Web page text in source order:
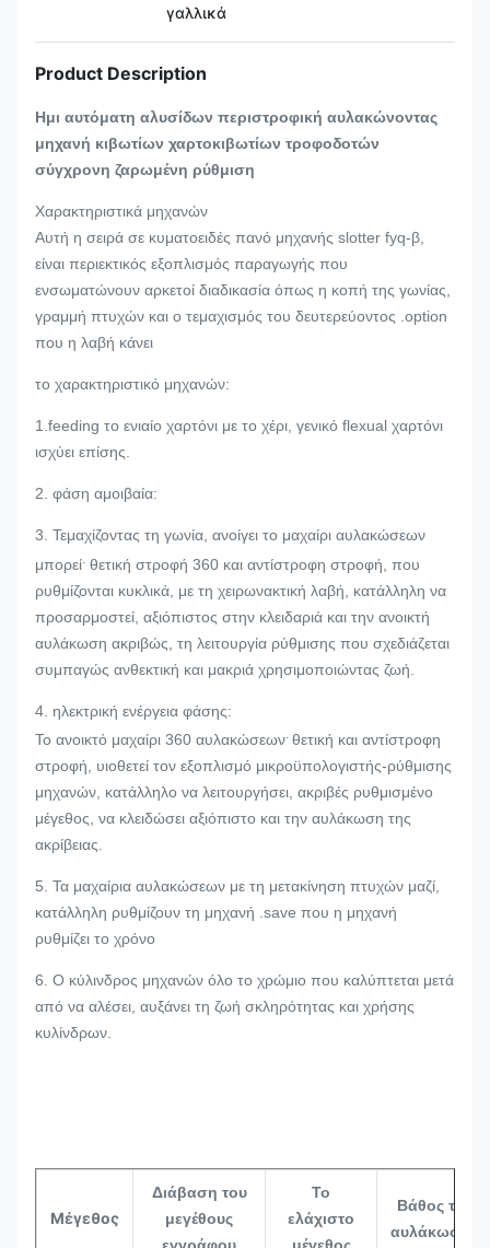
γαλλικά
Product Description
Ημι αυτόματη αλυσίδων περιστροφική αυλακώνοντας
μηχανή κιβωτίων χαρτοκιβωτίων τροφοδοτών
σύγχρονη ζαρωμένη ρύθμιση
Χαρακτηριστικά μηχανών
Αυτή η σειρά σε κυματοειδές πανό μηχανής slotter fyq-β,
είναι περιεκτικός εξοπλισμός παραγωγής που
ενσωματώνουν αρκετοί διαδικασία όπως η κοπή της γωνίας,
γραμμή πτυχών και ο τεμαχισμός του δευτερεύοντος .option
που η λαβή κάνει
το χαρακτηριστικό μηχανών:
1.feeding το ενιαίο χαρτόνι με το χέρι, γενικό flexual χαρτόνι
ισχύει επίσης.
2. φάση αμοιβαία:
3. Τεμαχίζοντας τη γωνία, ανοίγει το μαχαίρι αυλακώσεων
μπορεί θετική στροφή 360 και αντίστροφη στροφή, που
ρυθμίζονται κυκλικά, με τη χειρωνακτική λαβή, κατάλληλη να
προσαρμοστεί, αξιόπιστος στην κλειδαριά και την ανοικτή
αυλάκωση ακριβώς, τη λειτουργία ρύθμισης που σχεδιάζεται
συμπαγώς ανθεκτική και μακριά χρησιμοποιώντας ζωή.
4. ηλεκτρική ενέργεια φάσης:
Το ανοικτό μαχαίρι 360 αυλακώσεων. θετική και αντίστροφη
στροφή, υιοθετεί τον εξοπλισμό μικροϋπολογιστής-ρύθμισης
μηχανών, κατάλληλο να λειτουργήσει, ακριβές ρυθμισμένο
μέγεθος, να κλειδώσει αξιόπιστο και την αυλάκωση της
ακρίβειας.
5. Τα μαχαίρια αυλακώσεων με τη μετακίνηση πτυχών μαζί,
κατάλληλη ρυθμίζουν τη μηχανή .save που η μηχανή
ρυθμίζει το χρόνο
6. Ο κύλινδρος μηχανών όλο το χρώμιο που καλύπτεται μετά
από να αλέσει, αυξάνει τη ζωή σκληρότητας και χρήσης
κυλίνδρων.
Μέγεθος
Διάβαση του
μεγέθους
Το
ελάχιστο
Βάθος της
αυλάκωσης